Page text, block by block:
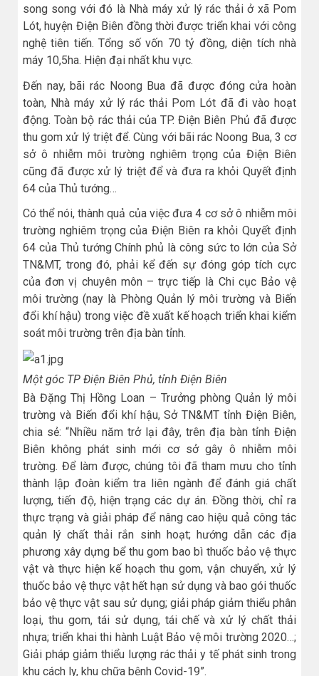
song song với đó là Nhà máy xử lý rác thải ở xã Pom
Lót, huyện Điện Biên đồng thời được triển khai với công
nghệ tiên tiến. Tổng số vốn 70 tỷ đồng, diện tích nhà
máy 10,5ha. Hiện đại nhất khu vực.
Đến nay, bãi rác Noong Bua đã được đóng cửa hoàn
toàn, Nhà máy xử lý rác thải Pom Lót đã đi vào hoạt
động. Toàn bộ rác thải của TP. Điện Biên Phủ đã được
thu gom xử lý triệt để. Cùng với bãi rác Noong Bua, 3 cơ
sở ô nhiễm môi trường nghiêm trọng của Điện Biên
cũng đã được xử lý triệt để và đưa ra khỏi Quyết định
64 của Thủ tướng…
Có thể nói, thành quả của việc đưa 4 cơ sở ô nhiễm môi
trường nghiêm trọng của Điện Biên ra khỏi Quyết định
64 của Thủ tướng Chính phủ là công sức to lớn của Sở
TN&MT, trong đó, phải kể đến sự đóng góp tích cực
của đơn vị chuyên môn – trực tiếp là Chi cục Bảo vệ
môi trường (nay là Phòng Quản lý môi trường và Biến
đổi khí hậu) trong việc đề xuất kế hoạch triển khai kiểm
soát môi trường trên địa bàn tỉnh.
Một góc TP Điện Biên Phủ, tỉnh Điện Biên
Bà Đặng Thị Hồng Loan – Trưởng phòng Quản lý môi
trường và Biến đổi khí hậu, Sở TN&MT tỉnh Điện Biên,
chia sẻ: “Nhiều năm trở lại đây, trên địa bàn tỉnh Điện
Biên không phát sinh mới cơ sở gây ô nhiễm môi
trường. Để làm được, chúng tôi đã tham mưu cho tỉnh
thành lập đoàn kiểm tra liên ngành để đánh giá chất
lượng, tiến độ, hiện trạng các dự án. Đồng thời, chỉ ra
thực trạng và giải pháp để nâng cao hiệu quả công tác
quản lý chất thải rắn sinh hoạt; hướng dẫn các địa
phương xây dựng bể thu gom bao bì thuốc bảo vệ thực
vật và thực hiện kế hoạch thu gom, vận chuyển, xử lý
thuốc bảo vệ thực vật hết hạn sử dụng và bao gói thuốc
bảo vệ thực vật sau sử dụng; giải pháp giảm thiểu phân
loại, thu gom, tái sử dụng, tái chế và xử lý chất thải
nhựa; triển khai thi hành Luật Bảo vệ môi trường 2020…;
Giải pháp giảm thiểu lượng rác thải y tế phát sinh trong
khu cách ly, khu chữa bệnh Covid-19”.